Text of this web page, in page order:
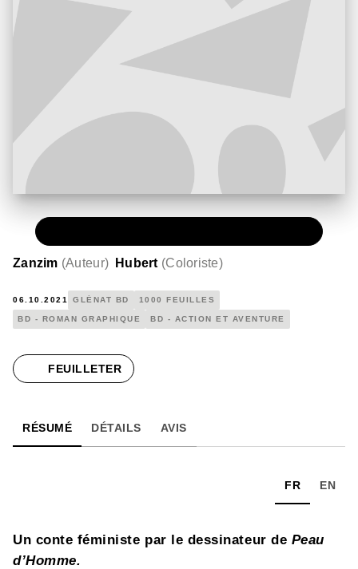
Zanzim (Auteur) Hubert (Coloriste)
06.10.2021 GLÉNAT BD 1000 FEUILLES
BD - ROMAN GRAPHIQUE BD - ACTION ET AVENTURE
FEUILLETER
RÉSUMÉ DÉTAILS AVIS
FR EN
Un conte féministe par le dessinateur de Peau
d’Homme.